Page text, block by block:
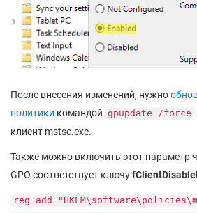
После внесения изменений, нужно
политики командой gpupdate /force
клиент mstsc.exe.
Также можно включить этот параметр
GPO соответствует ключу
reg add